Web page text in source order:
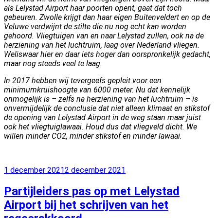
als Lelystad Airport haar poorten opent, gaat dat toch
gebeuren. Zwolle krijgt dan haar eigen Buitenveldert en op de
Veluwe verdwijnt de stilte die nu nog echt kan worden
gehoord. Vliegtuigen van en naar Lelystad zullen, ook na de
herziening van het luchtruim, laag over Nederland vliegen.
Weliswaar hier en daar iets hoger dan oorspronkelijk gedacht,
maar nog steeds veel te laag.
In 2017 hebben wij tevergeefs gepleit voor een
minimumkruishoogte van 6000 meter. Nu dat kennelijk
onmogelijk is – zelfs na herziening van het luchtruim – is
onvermijdelijk de conclusie dat niet alleen klimaat en stikstof
de opening van Lelystad Airport in de weg staan maar juist
ook het vliegtuiglawaai. Houd dus dat vliegveld dicht. We
willen minder CO2, minder stikstof en minder lawaai.
Geplaatst
1 december 20212 december 2021
Partijleiders pas op met Lelystad
Airport bij het schrijven van het